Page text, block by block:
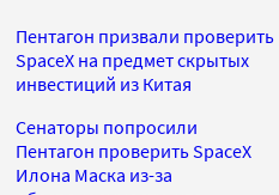
Пентагон призвали проверить
SpaceX на предмет скрытых
инвестиций из Китая
Сенаторы попросили
Пентагон проверить SpaceX
Илона Маска из-за